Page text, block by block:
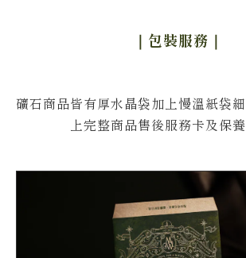
｜包裝服務 ｜
礦石商品皆有厚水晶袋加上慢溫紙袋
上完整商品售後服務卡及保養